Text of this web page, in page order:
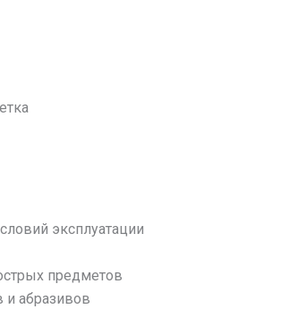
эксплуатации
предметов
и абразивов